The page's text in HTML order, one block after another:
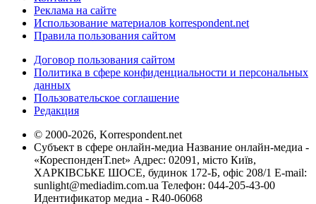
Реклама на сайте
Использование материалов korrespondent.net
Правила пользования сайтом
Договор пользования сайтом
Политика в сфере конфиденциальности и персональных
данных
Пользовательское соглашение
Редакция
© 2000-2026, Korrespondent.net
Субъект в сфере онлайн-медиа Название онлайн-медиа -
«КореспонденТ.net» Адрес: 02091, місто Київ,
ХАРКІВСЬКЕ ШОСЕ, будинок 172-Б, офіс 208/1 E-mail:
sunlight@mediadim.com.ua Телефон: 044-205-43-00
Идентификатор медиа - R40-06068